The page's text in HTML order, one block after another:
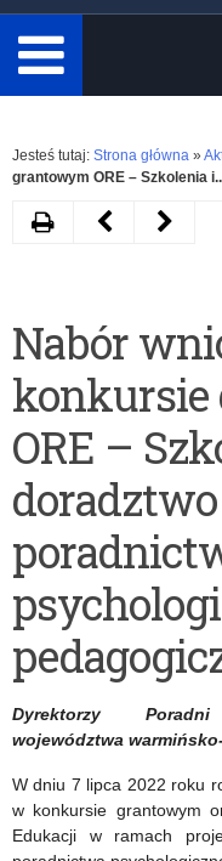
minimum
3
znaki.
Rozwiń
Jesteś tutaj: Strona główna »
grantowym ORE – Szkolenia
Nabór
ORE –
Dyrektorzy Poradni
województwa
W dniu 7 lipca 2022 roku
w konkursie grantowym
Edukacji w ramach
DrukujNastępny
kadr
JST
z
zakresu
edukacji
włączającej
to
of
20th-
history”